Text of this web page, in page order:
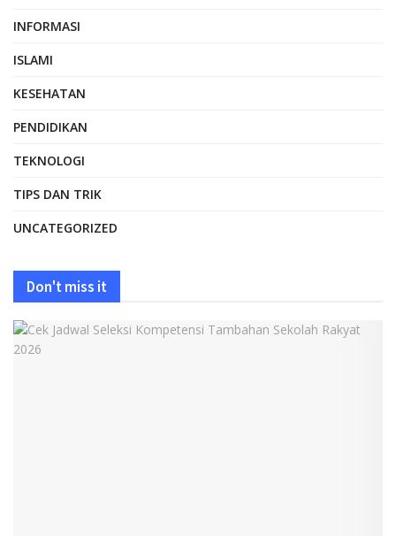
INFORMASI
ISLAMI
KESEHATAN
PENDIDIKAN
TEKNOLOGI
TIPS DAN TRIK
UNCATEGORIZED
Don't miss it